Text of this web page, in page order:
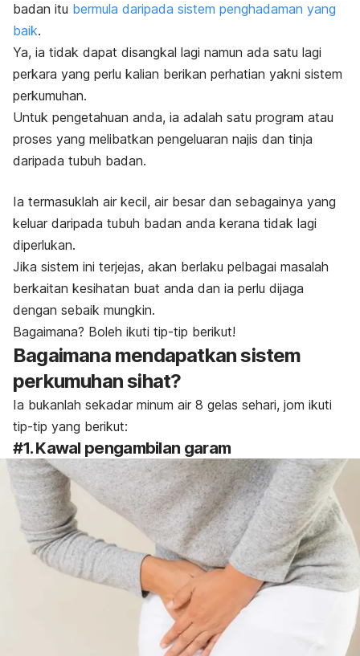
badan itu bermula daripada sistem penghadaman yang
baik.
Ya, ia tidak dapat disangkal lagi namun ada satu lagi
perkara yang perlu kalian berikan perhatian yakni sistem
perkumuhan.
Untuk pengetahuan anda, ia adalah satu program atau
proses yang melibatkan pengeluaran najis dan tinja
daripada tubuh badan.
Ia termasuklah air kecil, air besar dan sebagainya yang
keluar daripada tubuh badan anda kerana tidak lagi
diperlukan.
Jika sistem ini terjejas, akan berlaku pelbagai masalah
berkaitan kesihatan buat anda dan ia perlu dijaga
dengan sebaik mungkin.
Bagaimana? Boleh ikuti tip-tip berikut!
Bagaimana mendapatkan sistem
perkumuhan sihat?
Ia bukanlah sekadar minum air 8 gelas sehari, jom ikuti
tip-tip yang berikut:
#1. Kawal pengambilan garam